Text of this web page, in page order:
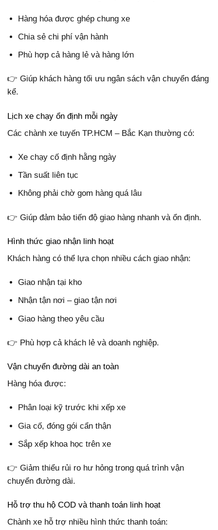
Hàng hóa được ghép chung xe
Chia sẻ chi phí vận hành
Phù hợp cả hàng lẻ và hàng lớn
👉 Giúp khách hàng tối ưu ngân sách vận chuyển đáng
kể.
Lịch xe chạy ổn định mỗi ngày
Các chành xe tuyến TP.HCM – Bắc Kạn thường có:
Xe chạy cố định hằng ngày
Tần suất liên tục
Không phải chờ gom hàng quá lâu
👉 Giúp đảm bảo tiến độ giao hàng nhanh và ổn định.
Hình thức giao nhận linh hoạt
Khách hàng có thể lựa chọn nhiều cách giao nhận:
Giao nhận tại kho
Nhận tận nơi – giao tận nơi
Giao hàng theo yêu cầu
👉 Phù hợp cả khách lẻ và doanh nghiệp.
Vận chuyển đường dài an toàn
Hàng hóa được:
Phân loại kỹ trước khi xếp xe
Gia cố, đóng gói cẩn thận
Sắp xếp khoa học trên xe
👉 Giảm thiểu rủi ro hư hỏng trong quá trình vận
chuyển đường dài.
Hỗ trợ thu hộ COD và thanh toán linh hoạt
Chành xe hỗ trợ nhiều hình thức thanh toán: